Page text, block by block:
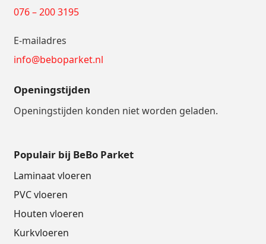
076 – 200 3195
E-mailadres
info@beboparket.nl
Openingstijden
Openingstijden konden niet worden geladen.
Populair bij BeBo Parket
Laminaat vloeren
PVC vloeren
Houten vloeren
Kurkvloeren